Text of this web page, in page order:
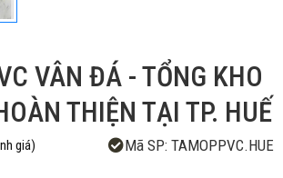
VÂN ĐÁ - TỔNG KHO
THIỆN TẠI TP. HUẾ
giá) Mã SP: TAMOPPVC.HUE